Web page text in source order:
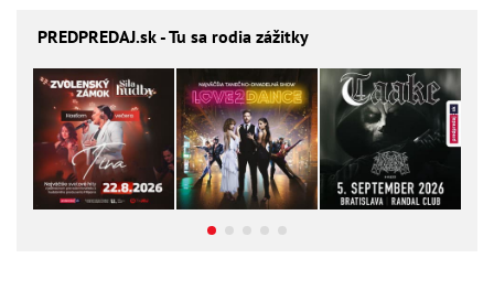
PREDPREDAJ.sk - Tu sa rodia zážitky